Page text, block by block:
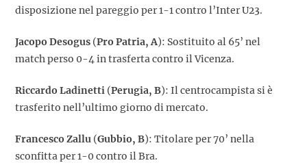
disposizione nel pareggio per 1-1 contro l’Inter U23.
Jacopo Desogus (Pro Patria, A): Sostituito al 65’ nel
match perso 0-4 in trasferta contro il Vicenza.
Riccardo Ladinetti (Perugia, B): Il centrocampista si è
trasferito nell’ultimo giorno di mercato.
Francesco Zallu (Gubbio, B): Titolare per 70’ nella
sconfitta per 1-0 contro il Bra.